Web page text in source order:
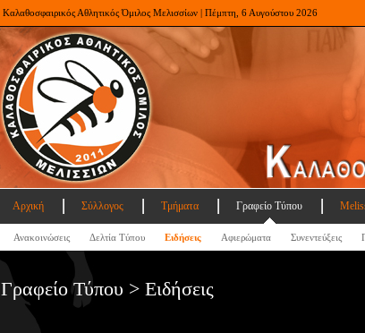
Καλαθοσφαιρικός Αθλητικός Όμιλος Μελισσίων | Πέμπτη, 6 Αυγούστου 2026
Αρχική Σύλλογος Τμήματα Γραφείο Τύπου
Ανακοινώσεις Δελτία Τύπου Ειδήσεις Αφιερώματα Συνεντεύξεις
Γραφείο Τύπου > Ειδήσεις